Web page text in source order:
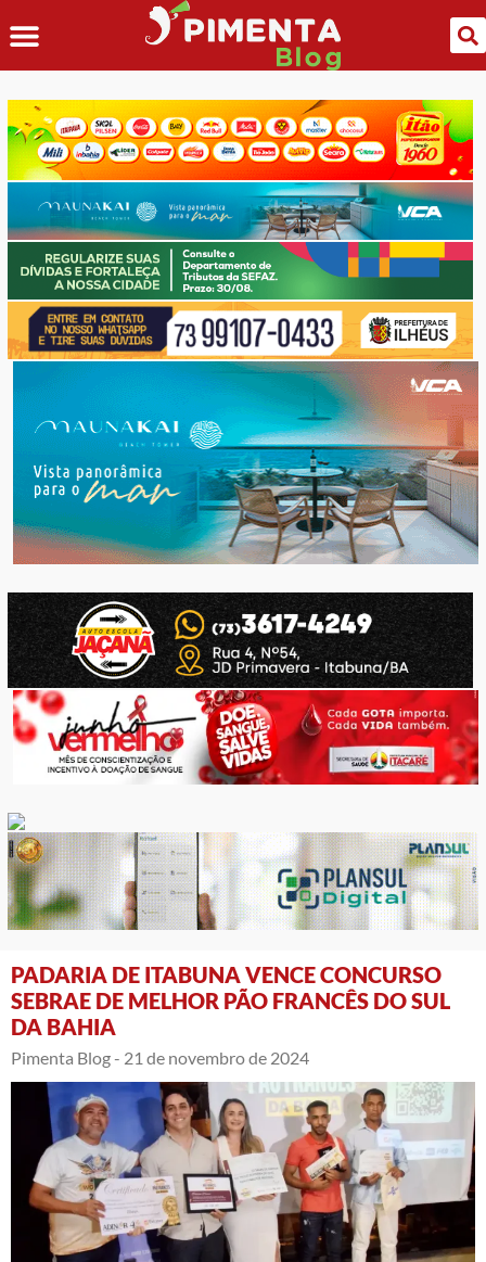
PADARIA DE ITABUNA VENCE CONCURSO
SEBRAE DE MELHOR PÃO FRANCÊS DO SUL
DA BAHIA
Pimenta Blog - 21 de novembro de 2024